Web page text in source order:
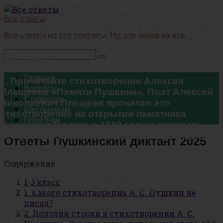
Перейти
кВсе ответы
Все ответы на все вопросы. Ну, или почти на все…
Поиск:
Главная
Вопросы
Студентам
Школьникам
Полезное
Ответы Пушкинский диктант 2025
Содержание
1-3 класс
1. Какого стихотворения А. С. Пушкин не
писал?
2. Дополни строки в стихотворении А. С.
А — «Сказка о царе Салтане»
Б — «Сказка о рыбаке и рыбке»
Г — «Сказка о золотом петушке»
6-7 класс
1. Прочитайте стихотворение Алексея
Плещеева «Памяти Пушкина». Поэт Алексей
Николаевич Плещеев прочитал это
стихотворение на открытии памятника
Пушкину в Москве в 1880 году и потом на
заседании «Общества любителей российской
словесности».
Выполните следующие задания:
1.1 Вставьте нужные буквы, раскройте скобки;
1.2 В стихотворении пронумерованы запятые,
выпишите цифру(-ы) на месте запятой,
выделяющей обращение;
1.3. Определите, каким средством художественной